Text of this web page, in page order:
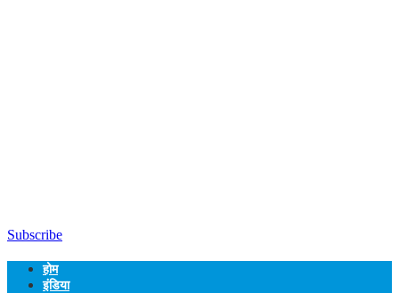
Subscribe
होम
इंडिया